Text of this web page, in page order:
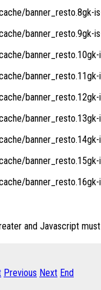
banner_resto.8gk-
banner_resto.9gk-
and Javascript
Previous Next End